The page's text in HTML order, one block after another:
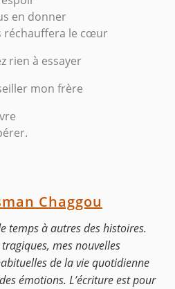
en donner
réchauffera le cœur
rien à essayer
mon frère
Chaggou
temps à autres des histoires.
mes nouvelles
de la vie quotidienne
émotions. L’écriture est pour